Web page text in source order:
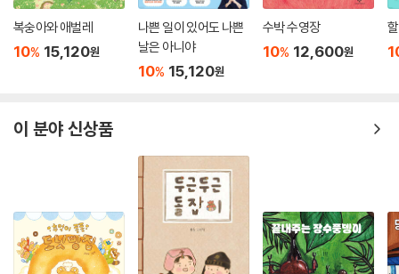
복숭아와 애벌레
10% 15,120원
나쁜 일이 있어도 나쁜
날은 아니야
10% 15,120원
수박 수영장
10% 12,600원
이 분야 신상품